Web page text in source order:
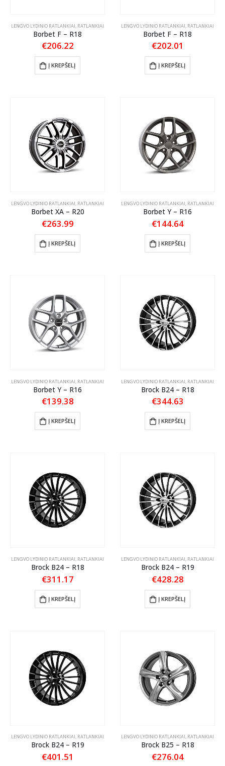
LENGVO LYDINIO RATLANKIAI, RATLANKIAI
Borbet F – R18
€206.22
Į KREPŠELĮ
LENGVO LYDINIO RATLANKIAI, RATLANKIAI
Borbet F – R18
€202.01
Į KREPŠELĮ
LENGVO LYDINIO RATLANKIAI, RATLANKIAI
Borbet XA – R20
€263.99
Į KREPŠELĮ
LENGVO LYDINIO RATLANKIAI, RATLANKIAI
Borbet Y – R16
€144.64
Į KREPŠELĮ
LENGVO LYDINIO RATLANKIAI RATLANKIAI
Borbet Y – R16
€139.38
Į KREPŠELĮ
LENGVO LYDINIO RATLANKIAI RATLANKIAI
Brock B24 – R18
€344.63
Į KREPŠELĮ
LENGVO LYDINIO RATLANKIAI, RATLANKIAI
Brock B24 – R18
€311.17
Į KREPŠELĮ
LENGVO LYDINIO RATLANKIAI, RATLANKIAI
Brock B24 – R19
€428.28
Į KREPŠELĮ
LENGVO LYDINIO RATLANKIAI, RATLANKIAI
Brock B24 – R19
€401.51
LENGVO LYDINIO RATLANKIAI, RATLANKIAI
Brock B25 – R18
€276.04